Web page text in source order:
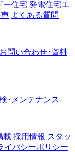
ー住宅 発電住宅エ
よくある質問
お問い合わせ･資料
･メンテナンス
載 採用情報 スタッ
イバシーポリシー